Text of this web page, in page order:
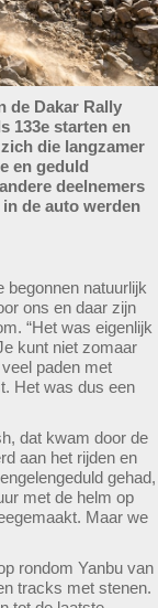
de Dakar Rally
133e starten en
die langzamer
en geduld
deelnemers
de auto werden
begonnen natuurlijk
ons en daar zijn
“Het was eigenlijk
kunt niet zomaar
paden met
Het was dus een
dat kwam door de
aan het rijden en
gehad,
met de helm op
Maar we
rondom Yanbu van
tracks met stenen.